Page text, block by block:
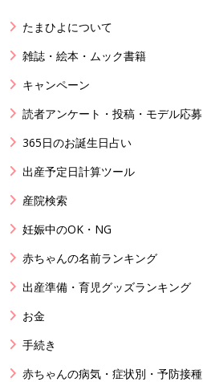
たまひよについて
雑誌・絵本・ムック書籍
キャンペーン
読者アンケート・投稿・モデル応募
365日のお誕生日占い
出産予定日計算ツール
産院検索
妊娠中のOK・NG
赤ちゃんの名前ランキング
出産準備・育児グッズランキング
お金
手続き
赤ちゃんの病気・症状別・予防接種